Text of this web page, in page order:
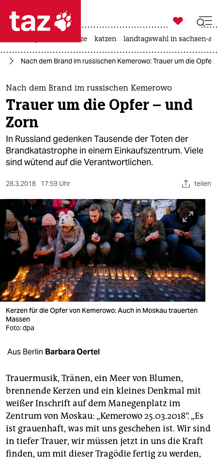
 taz zahl ich
taz zahl ich
themen
politik
öko
gesellschaft
sport
berlin
nord
wahrheit
verlag
verlag
veranstaltungen
unterstützen
abo
genossenschaft
epaper login

taz zahl ich
hitze katzen landtagswahl in sachsen-
Nach dem Brand im russischen Kemerowo: Trauer um die Opfer
Nach dem Brand im russischen Kemerowo
Trauer um die Opfer – und
Zorn
In Russland gedenken Tausende der Toten der
Brandkatastrophe in einem Einkaufszentrum. Viele
sind wütend auf die Verantwortlichen.
28.3.2018 17:59 Uhr teilen
Kerzen für die Opfer von Kemerowo: Auch in Moskau trauerten
Massen
Foto: dpa
Aus Berlin Barbara Oertel
Trauermusik, Tränen, ein Meer von Blumen,
brennende Kerzen und ein kleines Denkmal mit
weißer Inschrift auf dem Manegenplatz im
Zentrum von Moskau: „Kemerowo 25.03.2018“. „Es
ist grauenhaft, was mit uns geschehen ist. Wir sind
in tiefer Trauer, wir müssen jetzt in uns die Kraft
finden, um mit dieser Tragödie fertig zu werden,